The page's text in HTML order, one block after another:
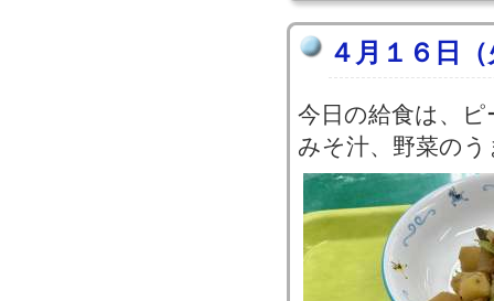
４月１６日
今日の給食は、
みそ汁、野菜の